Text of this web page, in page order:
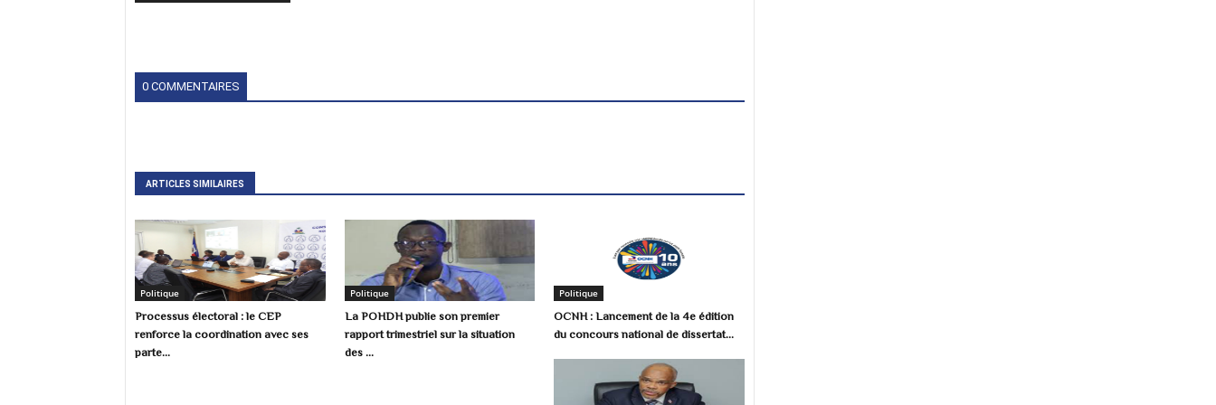
0 COMMENTAIRES
ARTICLES SIMILAIRES
Politique
Processus électoral : le CEP
renforce la coordination avec ses
parte...
Politique
La POHDH publie son premier
rapport trimestriel sur la situation
des ...
Politique
OCNH : Lancement de la 4e édition
du concours national de dissertat...